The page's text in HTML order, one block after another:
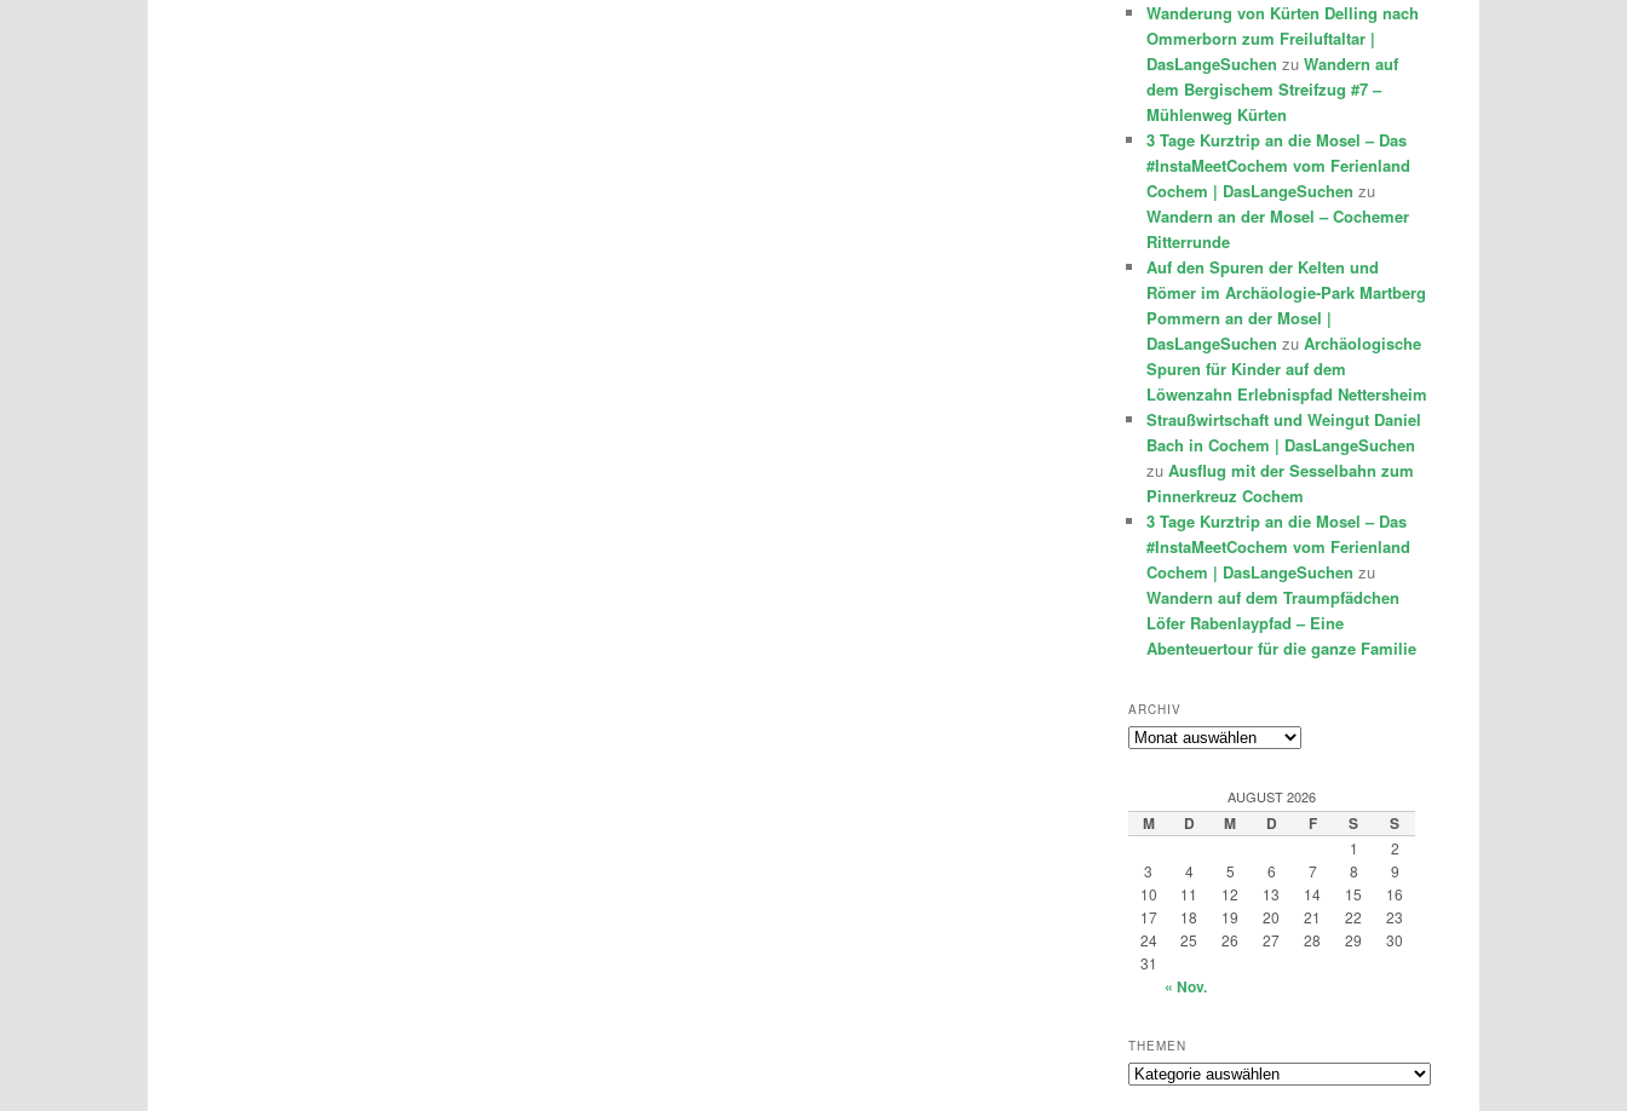
Wanderung von Kürten Delling nach
Ommerborn zum Freiluftaltar |
DasLangeSuchen zu Wandern auf
dem Bergischem Streifzug #7 –
Mühlenweg Kürten
3 Tage Kurztrip an die Mosel – Das
#InstaMeetCochem vom Ferienland
Cochem | DasLangeSuchen zu
Wandern an der Mosel – Cochemer
Ritterrunde
Auf den Spuren der Kelten und
Römer im Archäologie-Park Martberg
Pommern an der Mosel |
DasLangeSuchen zu Archäologische
Spuren für Kinder auf dem
Löwenzahn Erlebnispfad Nettersheim
Straußwirtschaft und Weingut Daniel
Bach in Cochem | DasLangeSuchen
zu Ausflug mit der Sesselbahn zum
Pinnerkreuz Cochem
3 Tage Kurztrip an die Mosel – Das
#InstaMeetCochem vom Ferienland
Cochem | DasLangeSuchen zu
Wandern auf dem Traumpfädchen
Löfer Rabenlaypfad – Eine
Abenteuertour für die ganze Familie
ARCHIV
Archiv
AUGUST 2026
M D M D F S S
1
2
3
4 5 6 7 8
9
10
11 12 13 14 15
16
17
18 19 20 21 22
23
24
25 26 27 28 29
30
31
« Nov.
THEMEN
Themen